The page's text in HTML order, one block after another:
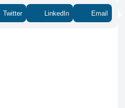
Twitter LinkedIn Email